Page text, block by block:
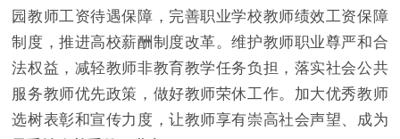
园教师工资待遇保障，完善职业学校教师绩效工资保障
制度，推进高校薪酬制度改革。维护教师职业尊严和合
法权益，减轻教师非教育教学任务负担，落实社会公共
服务教师优先政策，做好教师荣休工作。加大优秀教师
选树表彰和宣传力度，让教师享有崇高社会声望、成为